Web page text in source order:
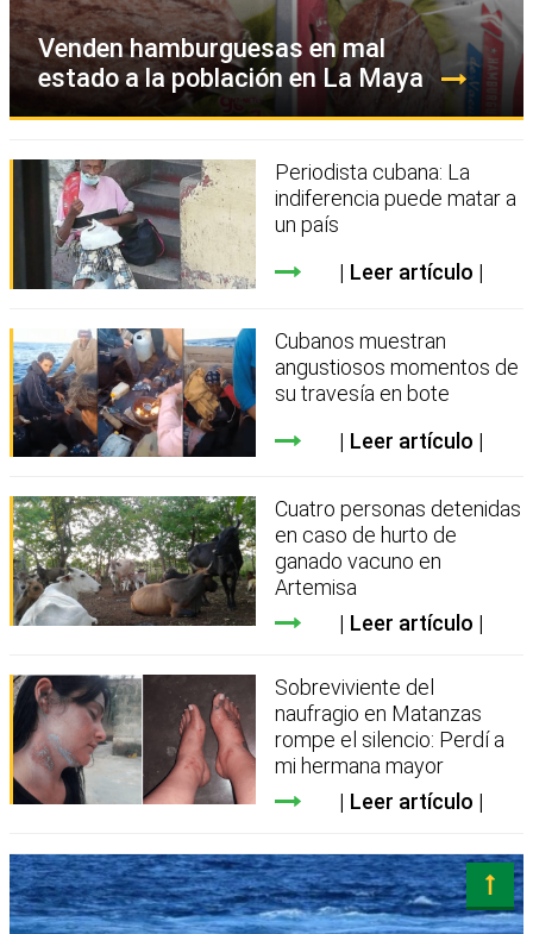
Venden hamburguesas en mal
estado a la población en La Maya
Periodista cubana: La
indiferencia puede matar a
un país
Leer artículo
Cubanos muestran
angustiosos momentos de
su travesía en bote
Leer artículo
Cuatro personas detenidas
en caso de hurto de
ganado vacuno en
Artemisa
Leer artículo
Sobreviviente del
naufragio en Matanzas
rompe el silencio: Perdí a
mi hermana mayor
Leer artículo